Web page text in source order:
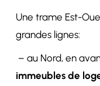
Une trame Est-
grandes lignes:
– au Nord, en
immeubles de